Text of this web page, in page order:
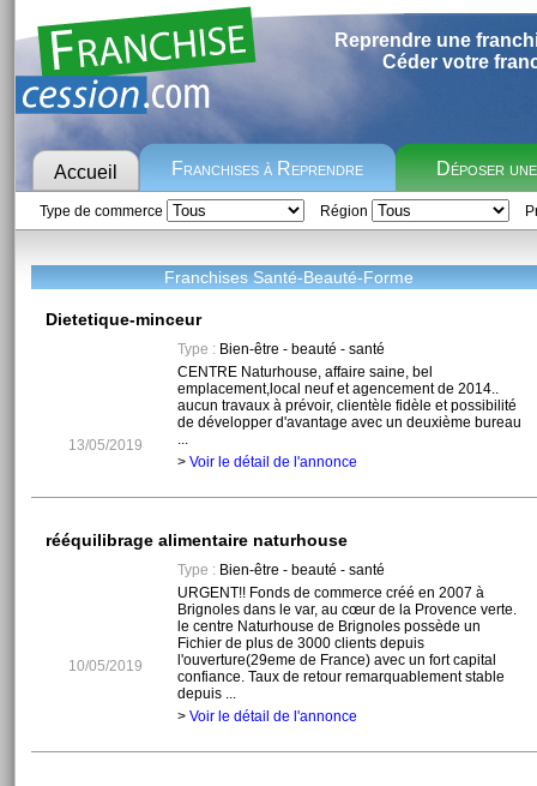
Reprendre une
Céder votre
Accueil Franchises à Reprendre Déposer
Type de commerce Région
Franchises Santé-Beauté-Forme
Dietetique-minceur
13/05/2019
Type :Bien-être - beauté - santé
CENTRE Naturhouse, affaire saine, bel
emplacement,local neuf et agencement de 2014..
aucun travaux à prévoir, clientèle fidèle et possibilité
de développer d'avantage avec un deuxième bureau
...
> Voir le détail de l'annonce
rééquilibrage alimentaire naturhouse
10/05/2019
Type :Bien-être - beauté - santé
URGENT!! Fonds de commerce créé en 2007 à
Brignoles dans le var, au cœur de la Provence verte.
le centre Naturhouse de Brignoles possède un
Fichier de plus de 3000 clients depuis
l'ouverture(29eme de France) avec un fort capital
confiance. Taux de retour remarquablement stable
depuis ...
> Voir le détail de l'annonce